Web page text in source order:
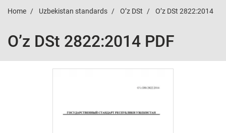
Home Uzbekistan standards O’z DSt O’z DSt 2822:2014
O’z DSt 2822:2014 PDF